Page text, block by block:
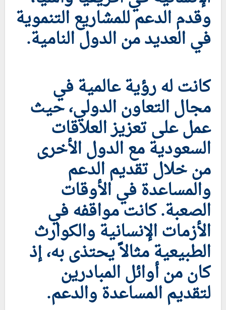
وقدم الدعم للمشاريع التنموية
في العديد من الدول النامية.
كانت له رؤية عالمية في
مجال التعاون الدولي، حيث
عمل على تعزيز العلاقات
السعودية مع الدول الأخرى
من خلال تقديم الدعم
والمساعدة في الأوقات
الصعبة. كانت مواقفه في
الأزمات الإنسانية والكوارث
الطبيعية مثالاً يحتذى به، إذ
كان من أوائل المبادرين
لتقديم المساعدة والدعم.